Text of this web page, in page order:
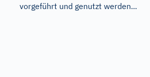
vorgeführt und genutzt werden...